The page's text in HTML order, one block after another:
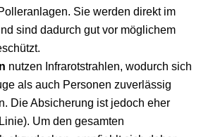
Sie werden direkt im
sind dadurch gut vor möglichem
nutzen Infrarotstrahlen, wodurch sich
als auch Personen zuverlässig
Die Absicherung ist jedoch eher
Um den gesamten